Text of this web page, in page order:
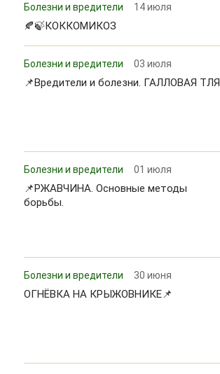
Болезни и вредители 14 июля
🍂🍃КОККОМИКОЗ
Болезни и вредители 03 июля
📌Вредители и болезни. ГАЛЛОВАЯ ТЛЯ
Болезни и вредители 01 июля
📌РЖАВЧИНА. Основные методы
борьбы.
Болезни и вредители 30 июня
ОГНЁВКА НА КРЫЖОВНИКЕ📌